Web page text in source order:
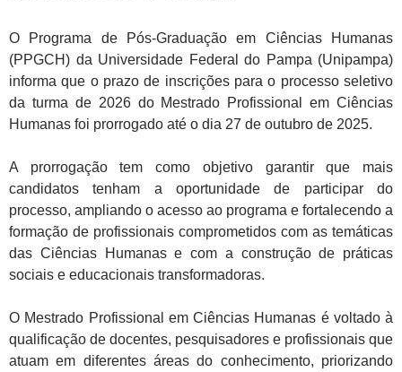
O Programa de Pós-Graduação em Ciências Humanas
(PPGCH) da Universidade Federal do Pampa (Unipampa)
informa que o prazo de inscrições para o processo seletivo
da turma de 2026 do Mestrado Profissional em Ciências
Humanas foi prorrogado até o dia 27 de outubro de 2025.
A prorrogação tem como objetivo garantir que mais
candidatos tenham a oportunidade de participar do
processo, ampliando o acesso ao programa e fortalecendo a
formação de profissionais comprometidos com as temáticas
das Ciências Humanas e com a construção de práticas
sociais e educacionais transformadoras.
O Mestrado Profissional em Ciências Humanas é voltado à
qualificação de docentes, pesquisadores e profissionais que
atuam em diferentes áreas do conhecimento, priorizando